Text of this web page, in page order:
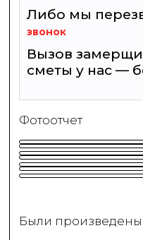
Либо мы
звонок
Вызов
сметы у нас —
Фотоотчет
Были